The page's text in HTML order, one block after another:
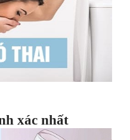
xác nhất